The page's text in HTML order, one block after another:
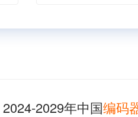
2024-2029年中国编码